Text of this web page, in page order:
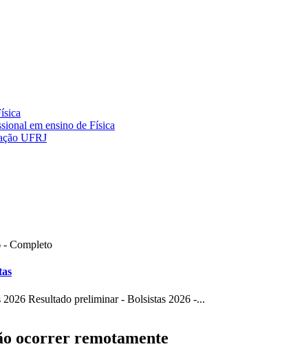
em ensino de Física
UFRJ
- Completo
Resultado preliminar - Bolsistas 2026 -...
ocorrer remotamente